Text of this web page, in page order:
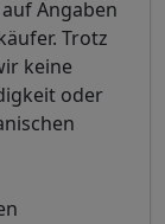
Angaben
Trotz
keine
oder